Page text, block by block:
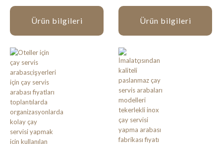
Ürün bilgileri Ürün bilgileri